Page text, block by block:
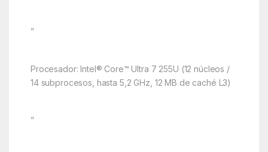
”
Procesador: Intel® Core™ Ultra 7 255U (12 núcleos /
14 subprocesos, hasta 5,2 GHz, 12 MB de caché L3)
”